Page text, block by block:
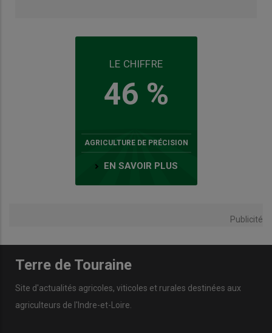
LE CHIFFRE
46 %
AGRICULTURE DE PRÉCISION
EN SAVOIR PLUS
Publicité
Terre de Touraine
Site d'actualités agricoles, viticoles et rurales destinées aux
agriculteurs de l'Indre-et-Loire.